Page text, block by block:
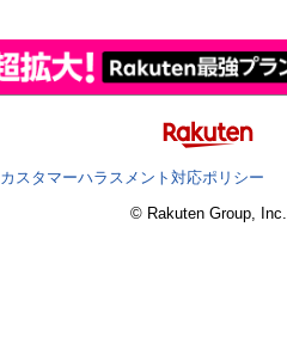
カスタマーハラスメント対応ポリシー
© Rakuten Group, Inc.